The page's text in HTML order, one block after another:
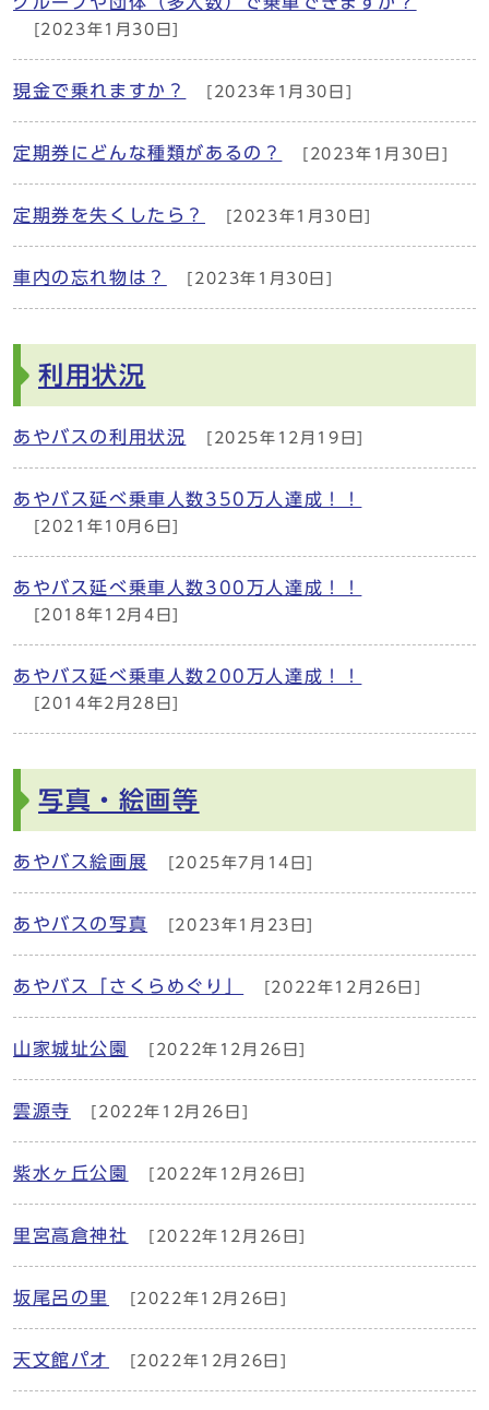
[2023年1月30日]
現金で乗れますか？ [2023年1月30日]
定期券にどんな種類があるの？ [2023年1月30日]
定期券を失くしたら？ [2023年1月30日]
車内の忘れ物は？ [2023年1月30日]
利用状況
あやバスの利用状況 [2025年12月19日]
あやバス延べ乗車人数350万人達成！！
[2021年10月6日]
あやバス延べ乗車人数300万人達成！！
[2018年12月4日]
あやバス延べ乗車人数200万人達成！！
[2014年2月28日]
写真・絵画等
あやバス絵画展 [2025年7月14日]
あやバスの写真 [2023年1月23日]
あやバス「さくらめぐり」 [2022年12月26日]
山家城址公園 [2022年12月26日]
雲源寺 [2022年12月26日]
紫水ヶ丘公園 [2022年12月26日]
里宮高倉神社 [2022年12月26日]
坂尾呂の里 [2022年12月26日]
天文館パオ [2022年12月26日]